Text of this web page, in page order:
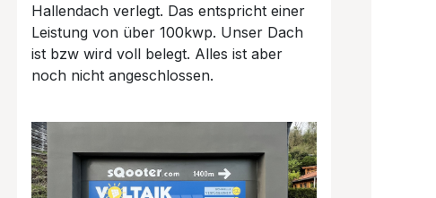
Hallendach verlegt. Das entspricht einer
Leistung von über 100kwp. Unser Dach
ist bzw wird voll belegt. Alles ist aber
noch nicht angeschlossen.